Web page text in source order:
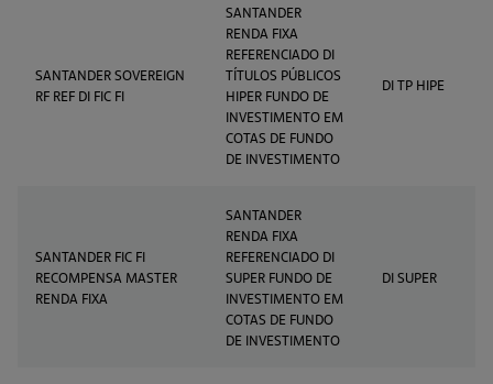
SANTANDER SOVEREIGN
RF REF DI FIC FI
SANTANDER
RENDA FIXA
REFERENCIADO DI
TÍTULOS PÚBLICOS
HIPER FUNDO DE
INVESTIMENTO EM
COTAS DE FUNDO
DE INVESTIMENTO
DI TP HIPE
SANTANDER FIC FI
RECOMPENSA MASTER
RENDA FIXA
SANTANDER
RENDA FIXA
REFERENCIADO DI
SUPER FUNDO DE
INVESTIMENTO EM
COTAS DE FUNDO
DE INVESTIMENTO
DI SUPER